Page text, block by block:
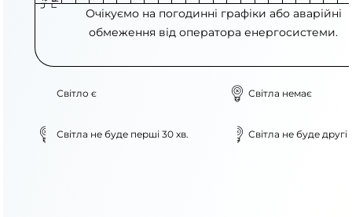
Очікуємо на погодинні графіки або аварійні
обмеження від оператора енергосистеми.
Світло є Світла немає
Світла не буде перші 30 хв. Світла не буде другі